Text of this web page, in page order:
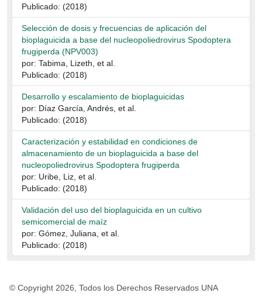
Publicado: (2018)
Selección de dosis y frecuencias de aplicación del
bioplaguicida a base del nucleopoliedrovirus Spodoptera
frugiperda (NPV003)
por: Tabima, Lizeth, et al.
Publicado: (2018)
Desarrollo y escalamiento de bioplaguicidas
por: Díaz García, Andrés, et al.
Publicado: (2018)
Caracterización y estabilidad en condiciones de
almacenamiento de un bioplaguicida a base del
nucleopoliedrovirus Spodoptera frugiperda
por: Uribe, Liz, et al.
Publicado: (2018)
Validación del uso del bioplaguicida en un cultivo
semicomercial de maíz
por: Gómez, Juliana, et al.
Publicado: (2018)
© Copyright 2026, Todos los Derechos Reservados UNA